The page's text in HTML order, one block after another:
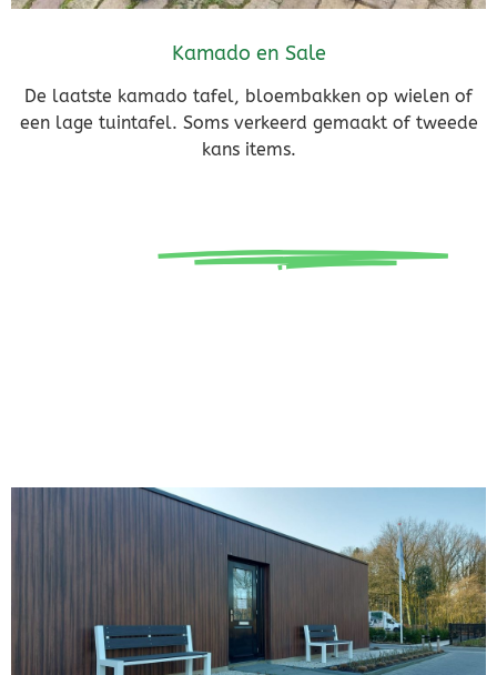
Kamado en Sale
De laatste kamado tafel, bloembakken op wielen of
een lage tuintafel. Soms verkeerd gemaakt of tweede
kans items.
staat altijd voor je